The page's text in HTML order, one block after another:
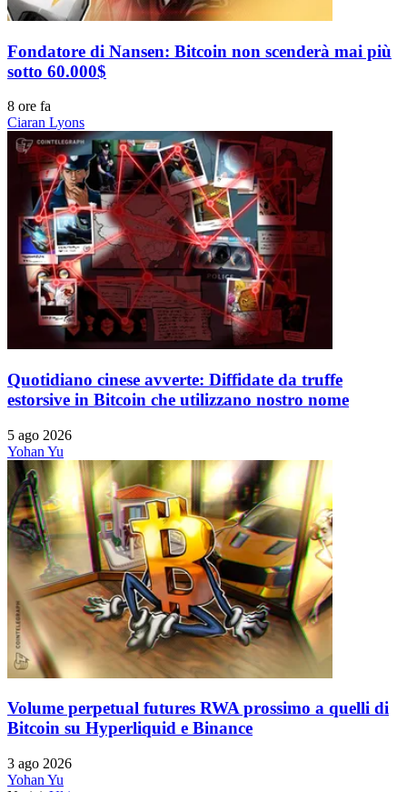
Fondatore di Nansen: Bitcoin non scenderà mai più
sotto 60.000$
8 ore fa
Ciaran Lyons
Quotidiano cinese avverte: Diffidate da truffe
estorsive in Bitcoin che utilizzano nostro nome
5 ago 2026
Yohan Yu
Volume perpetual futures RWA prossimo a quelli di
Bitcoin su Hyperliquid e Binance
3 ago 2026
Yohan Yu